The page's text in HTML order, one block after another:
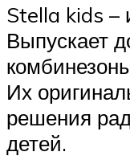
Stella kids –
Выпускает
Их
решения
детей.